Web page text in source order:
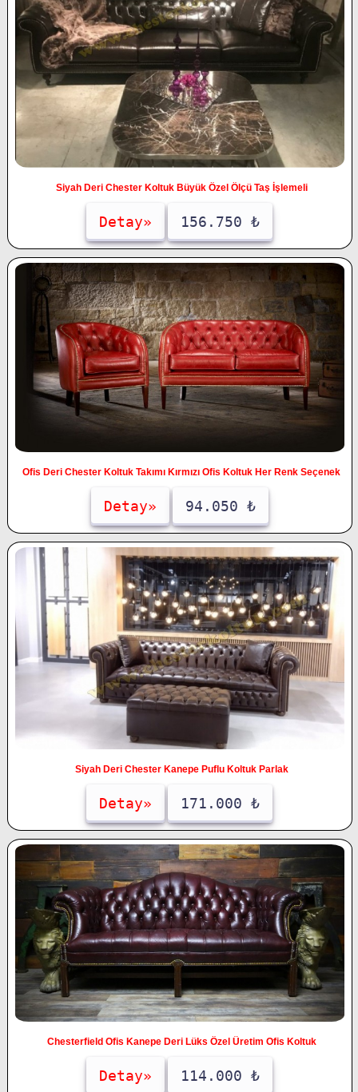
Siyah Deri Chester Koltuk Büyük Özel Ölçü Taş İşlemeli
Detay» 156.750 ₺
Ofis Deri Chester Koltuk Takımı Kırmızı Ofis Koltuk Her Renk Seçenek
Detay» 94.050 ₺
Siyah Deri Chester Kanepe Puflu Koltuk Parlak
Detay» 171.000 ₺
Chesterfield Ofis Kanepe Deri Lüks Özel Üretim Ofis Koltuk
Detay» 114.000 ₺